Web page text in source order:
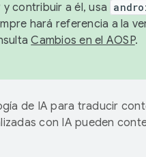
contribuir a él, usa
hará referencia a la
Cambios en el AOSP.
de IA para traducir
con IA pueden